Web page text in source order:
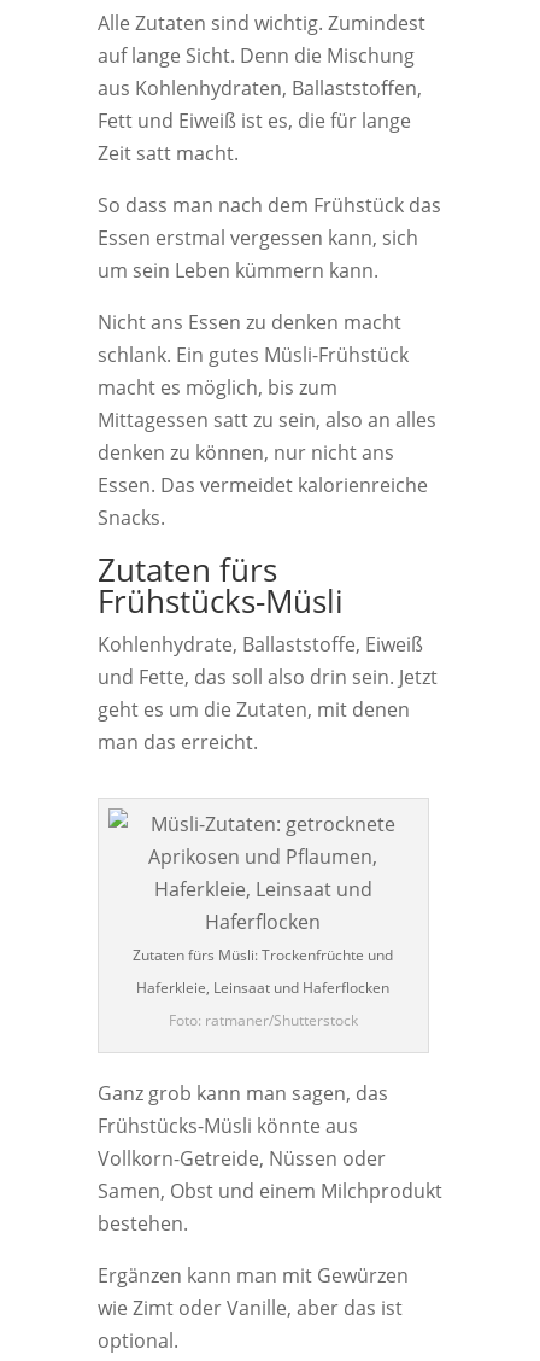
Alle Zutaten sind wichtig. Zumindest
auf lange Sicht. Denn die Mischung
aus Kohlenhydraten, Ballaststoffen,
Fett und Eiweiß ist es, die für lange
Zeit satt macht.
So dass man nach dem Frühstück das
Essen erstmal vergessen kann, sich
um sein Leben kümmern kann.
Nicht ans Essen zu denken macht
schlank. Ein gutes Müsli-Frühstück
macht es möglich, bis zum
Mittagessen satt zu sein, also an alles
denken zu können, nur nicht ans
Essen. Das vermeidet kalorienreiche
Snacks.
Zutaten fürs
Frühstücks-Müsli
Kohlenhydrate, Ballaststoffe, Eiweiß
und Fette, das soll also drin sein. Jetzt
geht es um die Zutaten, mit denen
man das erreicht.
Zutaten fürs Müsli: Trockenfrüchte und
Haferkleie, Leinsaat und Haferflocken
Foto: ratmaner/Shutterstock
Ganz grob kann man sagen, das
Frühstücks-Müsli könnte aus
Vollkorn-Getreide, Nüssen oder
Samen, Obst und einem Milchprodukt
bestehen.
Ergänzen kann man mit Gewürzen
wie Zimt oder Vanille, aber das ist
optional.